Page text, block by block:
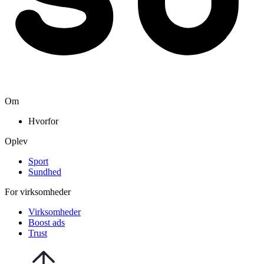
Om
Hvorfor
Oplev
Sport
Sundhed
For virksomheder
Virksomheder
Boost ads
Trust